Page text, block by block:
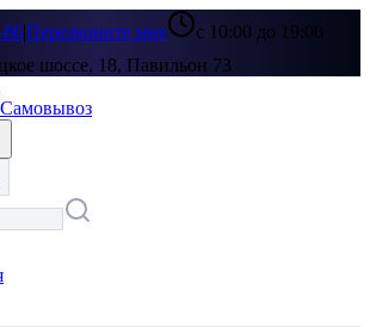
86|Перезвоните мне
с 10:00 до 19:00
шоссе, 18, Павильон 73